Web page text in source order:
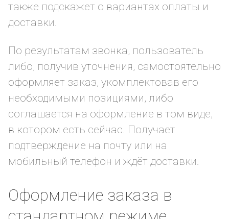
также подскажет о вариантах оплаты и
доставки.
По результатам звонка, пользователь
либо, получив уточнения, самостоятельно
оформляет заказ, укомплектовав его
необходимыми позициями, либо
соглашается на оформление в том виде,
в котором есть сейчас. Получает
подтверждение на почту или на
мобильный телефон и ждёт доставки.
Оформление заказа в